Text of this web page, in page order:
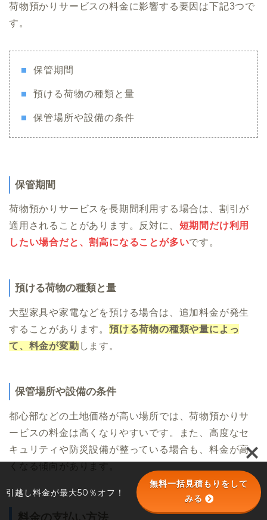
荷物預かりサービスの料金に影響する要因は下記3つで
す。
保管期間
預ける荷物の種類と量
保管場所や設備の条件
保管期間
荷物預かりサービスを長期間利用する場合は、割引が
適用されることがあります。反対に、 短期間だけ利用
したい場合だと、割高になることが多いです。
預ける荷物の種類と量
大型家具や家電などを預ける場合は、追加料金が発生
することがあります。 預ける荷物の種類や量によっ
て、料金が変動 します。
保管場所や設備の条件
都心部などの土地価格が高い場所では、荷物預かりサ
ービスの料金は高くなりやすいです。また、高度なセ
キュリティや防災設備が整っている場合も、料金が高
くなる傾向があります。
引越し料金が最大50％オフ！
無料一括見積もりをして
みる